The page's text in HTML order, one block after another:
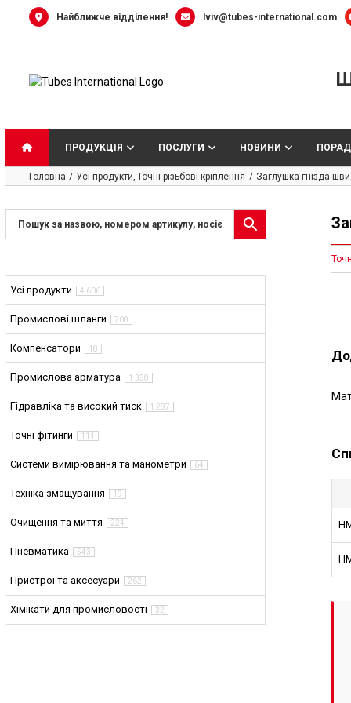
Найближче відділення! lviv@tubes-international.com
ПРОДУКЦІЯ ПОСЛУГИ НОВИНИ
Головна Усі продукти Точні різьбові кріплення Заглушка гнізда
Усі продукти 4 606
Промислові шланги 708
Компенсатори 18
Промислова арматура 1 338
Гідравліка та високий тиск 1 287
Точні фітинги 111
Системи вимірювання та манометри 64
Техніка змащування 19
Очищення та миття 224
Пневматика 543
Пристрої та аксесуари 262
Хімікати для промисловості 32